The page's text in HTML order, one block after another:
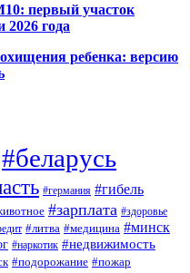
первый участок
2026 года
ребенка: версию
#беларусь
#германия #гибель
#зарплата #здоровье
#литва #медицина #минск
#наркотик #недвижимость
#подорожание #пожар